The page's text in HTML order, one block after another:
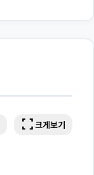
fullscreen 크게보기